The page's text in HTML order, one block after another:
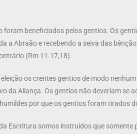
foram beneficiados pelos gentios. Os
a Abraão e recebendo a seiva das
(Rm 11.17,18).
os crentes gentios de modo
da Aliança. Os gentios não deveriam se
por que os gentios foram tirados
Escritura somos instruídos que